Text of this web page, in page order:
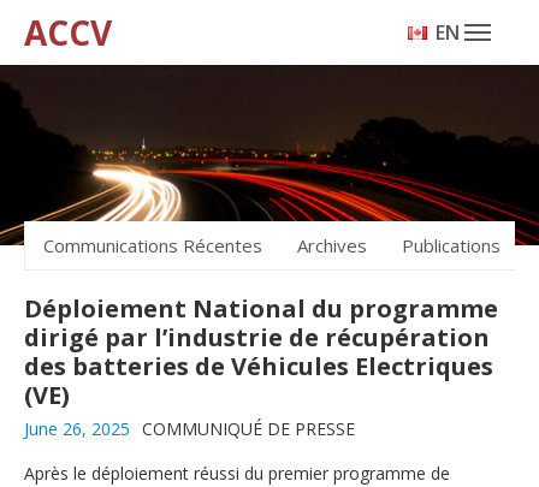
ACCV ENGLISH
Communications Récentes Archives Publications
Déploiement National du programme
dirigé par l’industrie de récupération
des batteries de Véhicules Electriques
(VE)
June 26, 2025 COMMUNIQUÉ DE PRESSE
Après le déploiement réussi du premier programme de